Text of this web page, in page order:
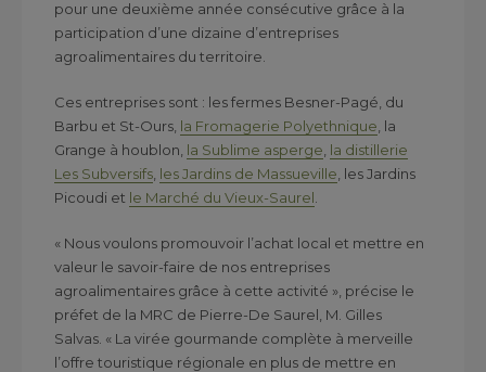
pour une deuxième année consécutive grâce à la
participation d’une dizaine d’entreprises
agroalimentaires du territoire.
Ces entreprises sont : les fermes Besner-Pagé, du
Barbu et St-Ours, la Fromagerie Polyethnique , la
Grange à houblon, la Sublime asperge la distillerie
Les Subversifs les Jardins de Massueville , les Jardins
Picoudi et le Marché du Vieux-Saurel
« Nous voulons promouvoir l’achat local et mettre en
valeur le savoir-faire de nos entreprises
agroalimentaires grâce à cette activité », précise le
préfet de la MRC de Pierre-De Saurel, M. Gilles
Salvas. « La virée gourmande complète à merveille
l’offre touristique régionale en plus de mettre en